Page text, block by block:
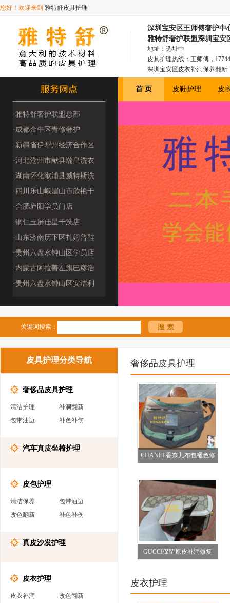
您好！欢迎来到 雅特舒皮具护理
深圳宝安区王师傅奢护中
雅特舒奢护联盟深圳宝安
地址：选址中
皮具护理热线：王师傅，
深圳宝安区皮衣补洞保养翻
安区真皮沙发保养
·雅特舒奢护联盟总部
(2509180000
·成都金牛区青修奢护
（2509220009
·新疆省伊犁州经济合作区
洁伊洗衣馆（250
·河北沧州市献县瀚皇洗衣
洗鞋（四季干洗25
·湖南怀化溆浦县威特斯洗
衣（2510080
·四川乐山峨眉山市欣艳干
洗店（251218
·合肥庐阳学员门店
·铜仁玉屏佳星干洗店
(2509190009
·山东济南历下区扎姆普鞋
包修复工作室（25
·贵州六盘水钟山区学员店
·内蒙古阿拉善左旗巴彦浩
特镇鞋客品质洗护
·贵州六盘水钟山区安洁利
首 页 皮鞋护理 皮
关键词搜索：
皮具护理分类导航
奢侈品皮具护理
清洁护理
补洞翻新
包带油边
补色补伤
汽车真皮坐椅护理
皮包护理
清洁保养
包带油边
改色翻新
补色补伤
真皮沙发护理
皮衣护理
皮衣补洞
改色翻新
奢侈品皮具护理
CHANEL香奈儿布包褪色修
GUCCI保留原皮补洞修复
皮衣护理